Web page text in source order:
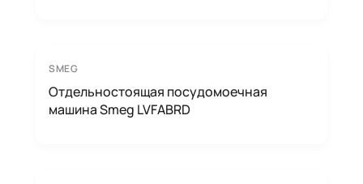
SMEG
Отдельностоящая посудомоечная
машина Smeg LVFABRD